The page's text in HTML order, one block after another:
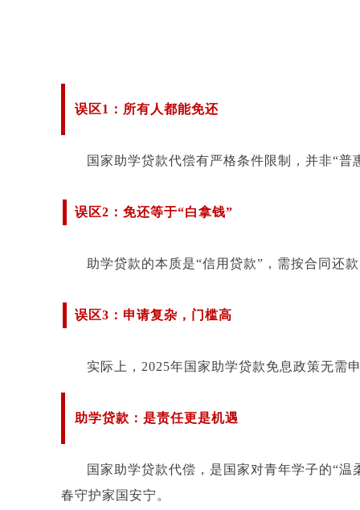
误区1：所有人都能免还
国家助学贷款代偿有严格条件限制，并非“
误区2：免还等于“白拿钱”
助学贷款的本质是“信用贷款”，需按合同还
误区3：申请复杂，门槛高
实际上，2025年国家助学贷款免息政策无需
助学贷款：是责任更是机遇
国家助学贷款代偿，是国家对青年学子的“
春守护家国安宁。